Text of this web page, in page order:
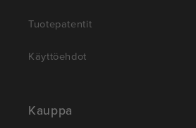
Tuotepatentit
Käyttöehdot
Kauppa